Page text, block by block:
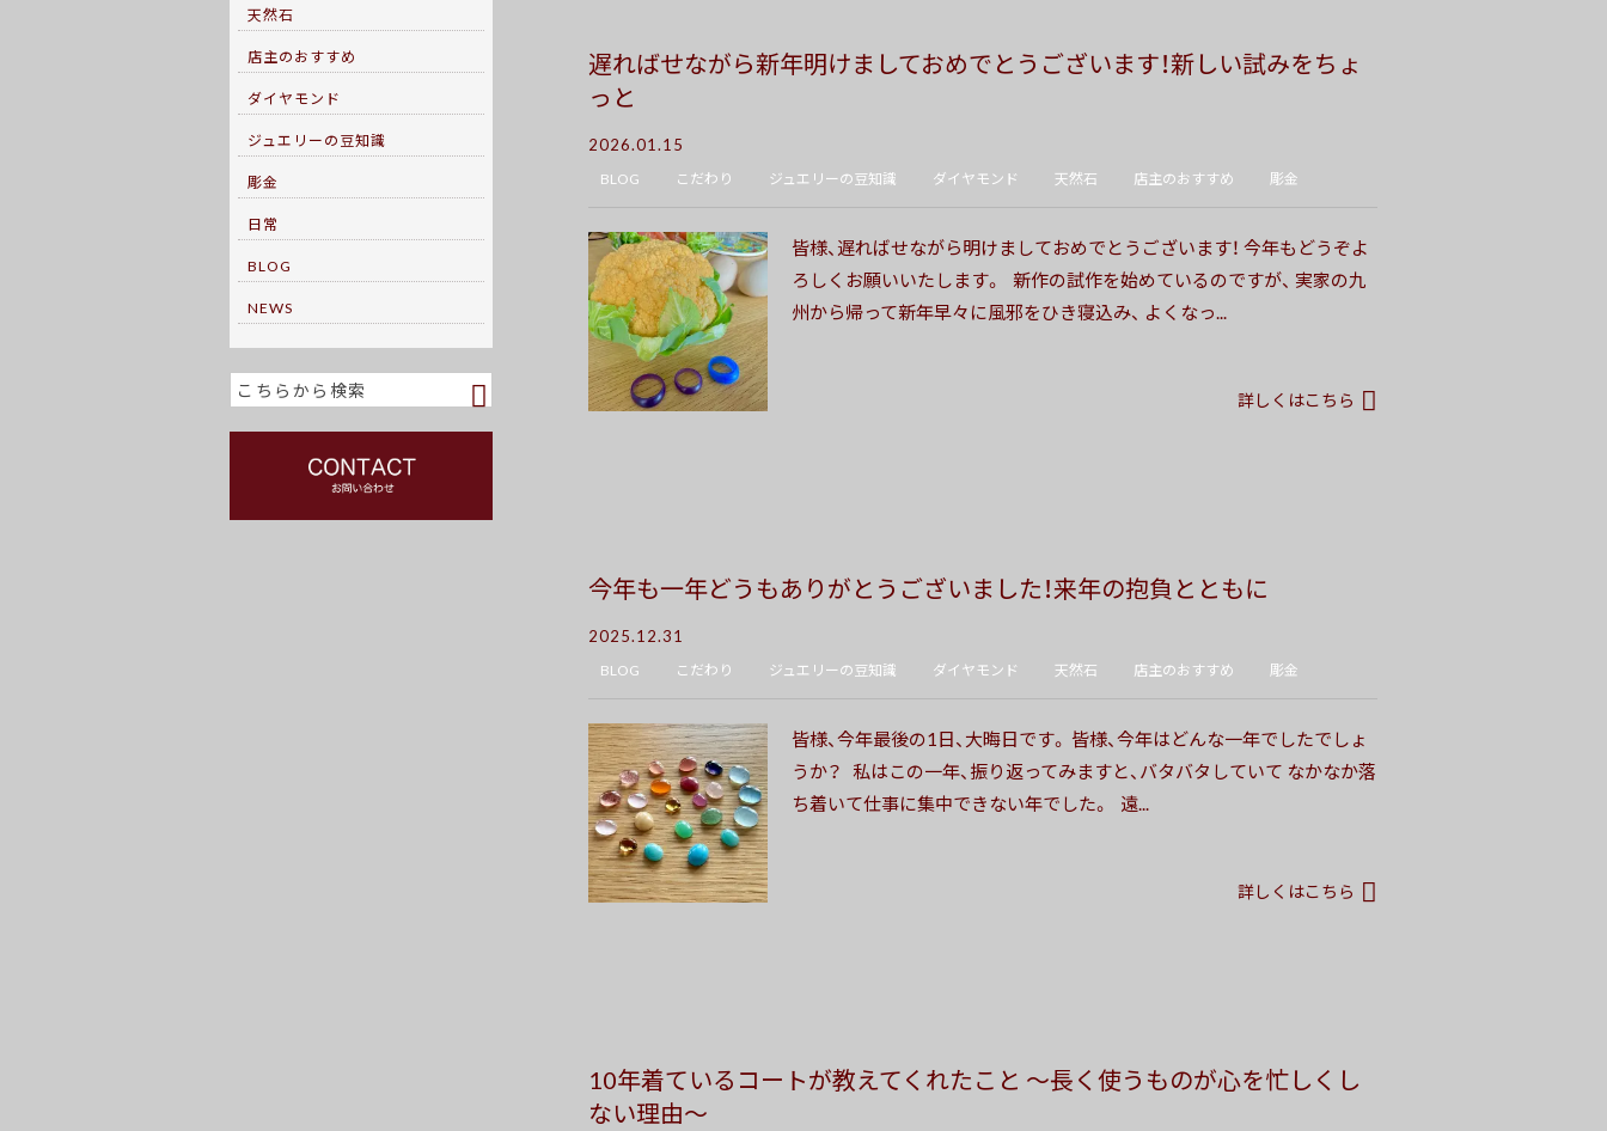
遅ればせながら新年明けましておめでとうございます！新しい試みをちょ
っと
2026.01.15
BLOG こだわり ジュエリーの豆知識 ダイヤモンド 天然石 店主のおすすめ 彫金
皆様、遅ればせながら明けましておめでとうございます！ 今年もどうぞよ
ろしくお願いいたします。 新作の試作を始めているのですが、 実家の九
州から帰って新年早々に風邪をひき寝込み、 よくなっ...
詳しくはこちら
今年も一年どうもありがとうございました！来年の抱負とともに
2025.12.31
BLOG こだわり ジュエリーの豆知識 ダイヤモンド 天然石 店主のおすすめ 彫金
皆様、今年最後の1日、大晦日です。 皆様、今年はどんな一年でしたでしょ
うか？ 私はこの一年、振り返ってみますと、バタバタしていて なかなか落
ち着いて仕事に集中できない年でした。 遠...
詳しくはこちら
10年着ているコートが教えてくれたこと 〜長く使うものが心を忙しくし
ない理由〜
天然石
店主のおすすめ
ダイヤモンド
ジュエリーの豆知識
彫金
日常
BLOG
NEWS